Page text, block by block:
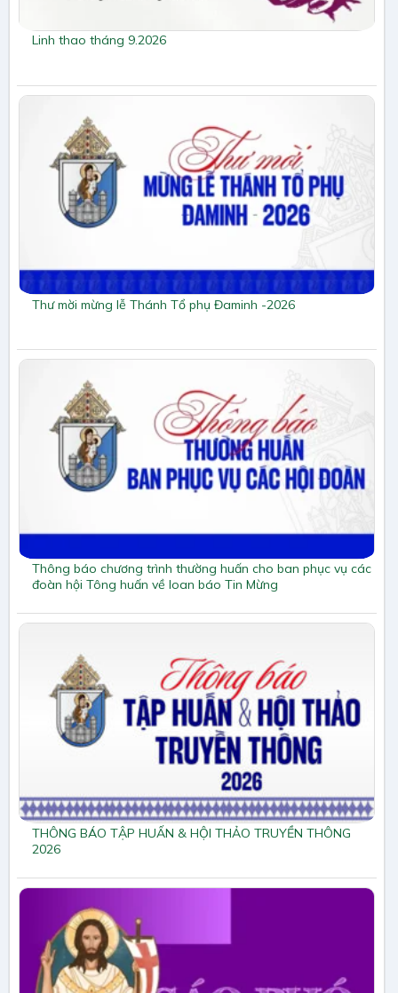
Linh thao tháng 9.2026
Thư mời mừng lễ Thánh Tổ phụ Đaminh -2026
Thông báo chương trình thường huấn cho ban phục vụ các
đoàn hội Tông huấn về loan báo Tin Mừng
THÔNG BÁO TẬP HUẤN & HỘI THẢO TRUYỀN THÔNG
2026